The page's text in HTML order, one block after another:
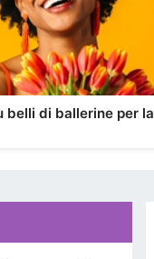
belli di ballerine per la